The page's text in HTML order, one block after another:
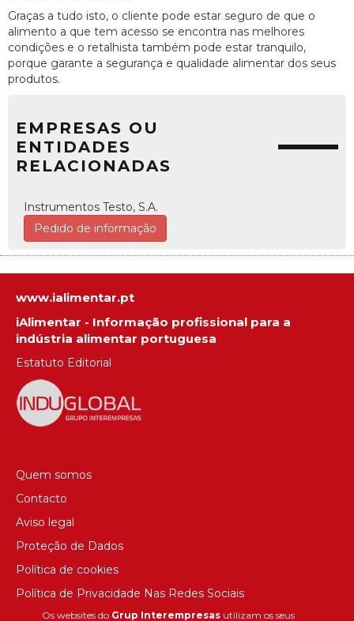
Os websites do Grup Interempresasutilizam os seus
Graças a tudo isto, o cliente pode estar seguro de que o
alimento a que tem acesso se encontra nas melhores
condições e o retalhista também pode estar tranquilo,
porque garante a segurança e qualidade alimentar dos seus
produtos.
EMPRESAS OU
ENTIDADES
RELACIONADAS
Instrumentos Testo, S.A.
Pedido de informação
www.ialimentar.pt
iAlimentar - Informação profissional para a
indústria alimentar portuguesa
Estatuto Editorial
Quem somos
Contacto
Aviso legal
Proteção de Dados
Política de cookies
Política de Privacidade Nas Redes Sociais
Canal de denúncias